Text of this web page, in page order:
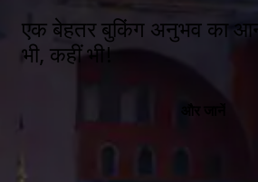
एक बेहतर बुकिंग अनुभव का
भी, कहीं भी!